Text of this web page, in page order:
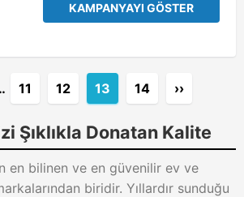
KAMPANYAYI GÖSTER
11 12 13 14 ››
Şıklıkla Donatan Kalite
en bilinen ve en güvenilir ev ve
biridir. Yıllardır sunduğu